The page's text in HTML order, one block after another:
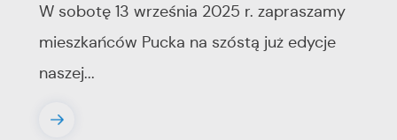
W sobotę 13 września 2025 r. zapraszamy
mieszkańców Pucka na szóstą już edycje
naszej...